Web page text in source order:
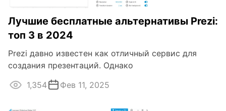
Лучшие бесплатные альтернативы Prezi:
топ 3 в 2024
Prezi давно известен как отличный сервис для
создания презентаций. Однако
1,354
Фев 11, 2025